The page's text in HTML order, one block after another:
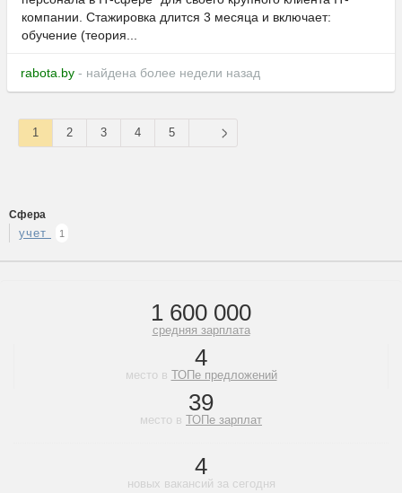
компании. Стажировка длится 3 месяца и включает:
обучение (теория...
rabota.by - найдена более недели назад
1 2 3 4 5
Сфера
учет 1
1 600 000
средняя зарплата
4
место в ТОПе предложений
39
место в ТОПе зарплат
4
новых вакансий за сегодня